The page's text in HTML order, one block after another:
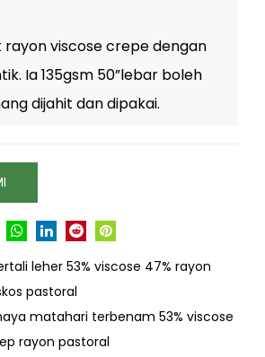
rayon viscose crepe dengan
Ia 135gsm 50”lebar boleh
dijahit dan dipakai.
leher 53% viscose 47% rayon
pastoral
matahari terbenam 53% viscose
rayon pastoral